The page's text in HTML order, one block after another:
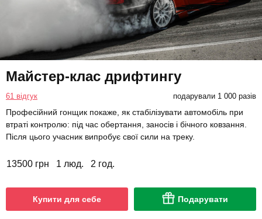
Майстер-клас дрифтингу
61 відгук подарували 1 000 разів
Професійний гонщик покаже, як стабілізувати автомобіль при
втраті контролю: під час обертання, заносів і бічного ковзання.
Після цього учасник випробує свої сили на треку.
13500 грн 1 люд. 2 год.
Купити для себе Подарувати